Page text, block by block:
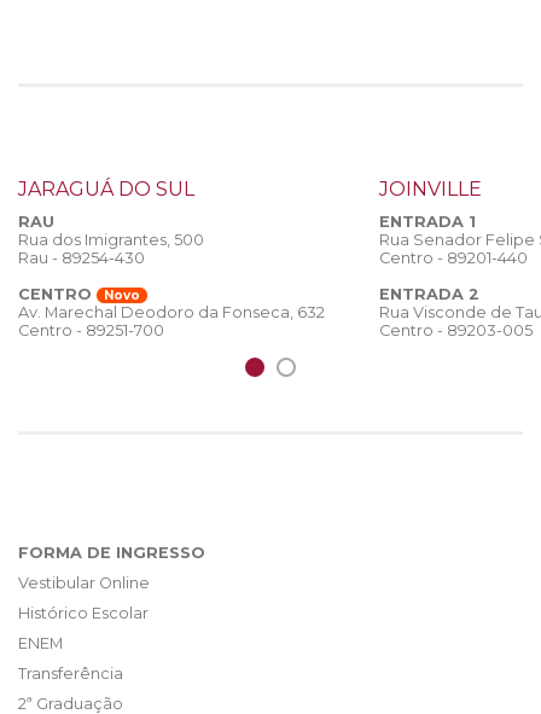
JARAGUÁ DO SUL
RAU
Rua dos Imigrantes, 500
Rau - 89254-430
CENTRO
Novo
Av. Marechal Deodoro da Fonseca, 632
Centro - 89251-700
JOINVILLE
ENTRADA 1
Rua Senador
Centro - 89201-440
ENTRADA 2
Rua Visconde de
Centro - 89203-005
FORMA DE INGRESSO
Vestibular Online
Histórico Escolar
ENEM
Transferência
2ª Graduação